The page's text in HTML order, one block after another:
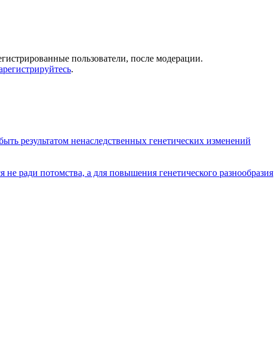
пользователи, после модерации.
.
результатом ненаследственных генетических изменений
ради потомства, а для повышения генетического разнообразия